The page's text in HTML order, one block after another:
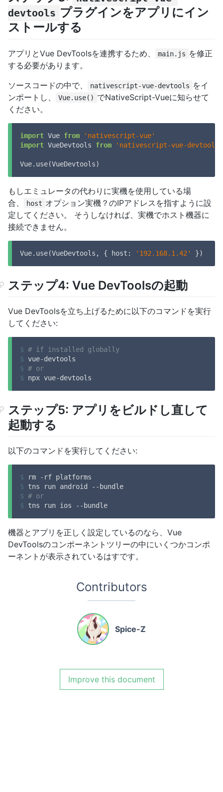
devtools プラグインをアプリにイン
ストールする
アプリとVue DevToolsを連携するため、 main.js を修正
する必要があります。
ソースコードの中で、
nativescript-vue-devtools をイ
ンポートし、
Vue.use() でNativeScript-Vueに知らせて
ください。
import Vue from
'nativescript-vue'
import VueDevtools from 'nativescript-vue-devtools'
Vue.use(VueDevtools)
もしエミュレータの代わりに実機を使用している場
合、
host オプション実機？のIPアドレスを指すように設
定してください。 そうしなければ、実機でホスト機器に
接続できません。
Vue.use(VueDevtools, { host : '192.168.1.42' })
ステップ4: Vue DevToolsの起動
Vue DevToolsを立ち上げるために以下のコマンドを実行
してください:
$ # if installed globally
$ vue-devtools
$ # or
$ npx vue-devtools
ステップ5: アプリをビルドし直して
起動する
以下のコマンドを実行してください:
$ rm -rf platforms
$ tns run android --bundle
$ # or
$ tns run ios --bundle
機器とアプリを正しく設定しているのなら、Vue
DevToolsのコンポーネントツリーの中にいくつかコンポ
ーネントが表示されているはすです。
Contributors
Spice-Z
Improve this document